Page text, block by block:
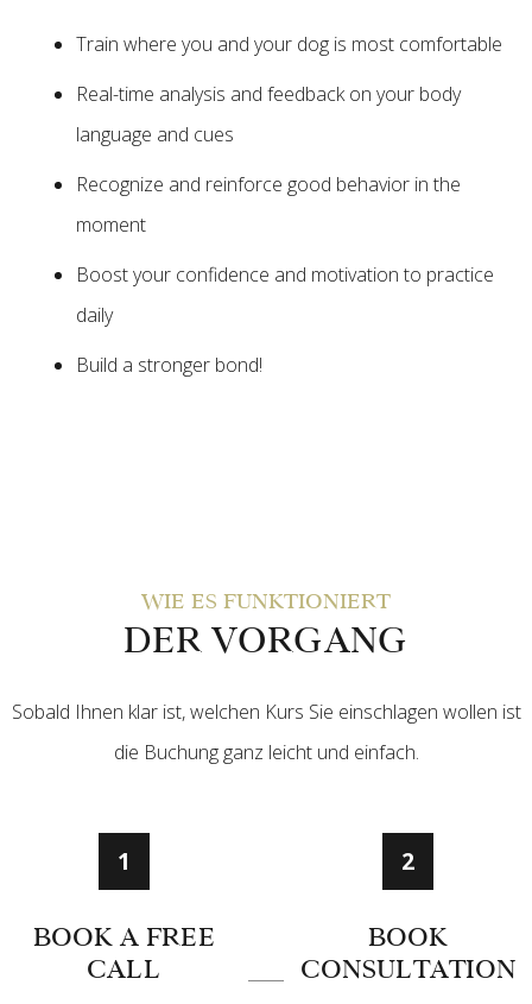
Train where you and your dog is most comfortable
Real-time analysis and feedback on your body
language and cues
Recognize and reinforce good behavior in the
moment
Boost your confidence and motivation to practice
daily
Build a stronger bond!
WIE ES FUNKTIONIERT
DER VORGANG
Sobald Ihnen klar ist, welchen Kurs Sie einschlagen wollen ist
die Buchung ganz leicht und einfach.
1
BOOK A FREE
CALL
2
BOOK
CONSULTATION